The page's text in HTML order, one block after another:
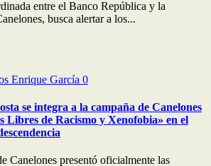
entre el Banco República y la
busca alertar a los...
Enrique García 0
se integra a la campaña de Canelones
Libres de Racismo y Xenofobia» en el
Canelones presentó oficialmente las